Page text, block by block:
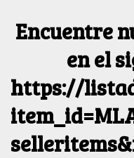
Encuentre
en el
https://